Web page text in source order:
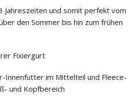
Jahreszeiten und somit perfekt vom
den Sommer bis hin zum frühen
Fixiergurt
Innenfutter im Mittelteil und Fleece-
und Kopfbereich